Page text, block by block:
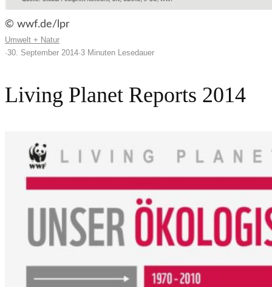
© wwf.de/lpr
Umwelt + Natur
·30. September 2014·3 Minuten Lesedauer
Living Planet Reports 2014